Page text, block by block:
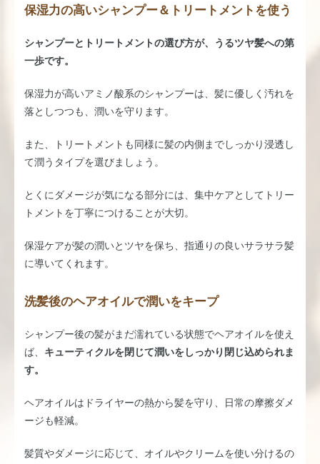
保湿力の高いシャンプー＆トリートメントを使う
シャンプーとトリートメントの選び方が、うるツヤ髪への第
一歩です。
保湿力が高いアミノ酸系のシャンプーは、髪に優しく汚れを
落としつつも、潤いを守ります。
また、トリートメントも同様に髪の内側までしっかり浸透し
て潤うタイプを選びましょう。
とくにダメージが気になる部分には、集中ケアとしてトリー
トメントを丁寧につけることが大切。
保湿ケアが髪の潤いとツヤを保ち、指通りの良いサラサラ髪
に導いてくれます。
洗髪後のヘアオイルで潤いをキープ
シャンプー後の髪がまだ濡れている状態でヘアオイルを使え
ば、 キューティクルを閉じて潤いをしっかり閉じ込められま
す。
ヘアオイルはドライヤーの熱から髪を守り、日常の摩擦ダメ
ージも軽減。
髪質やダメージに応じて、オイルやクリームを使い分けるの